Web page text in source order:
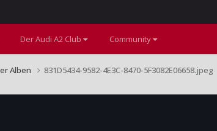
Der Audi A2 Club Community
Alben 831D5434-9582-4E3C-8470-5F3082E06658.jpeg